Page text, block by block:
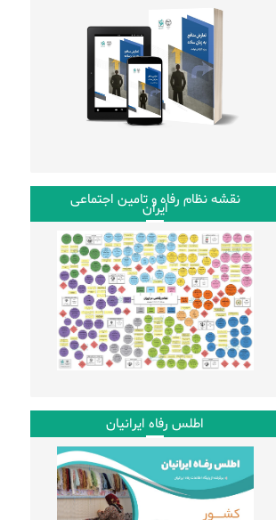
نقشه نظام رفاه و تامین اجتماعی
ایران
اطلس رفاه ایرانیان